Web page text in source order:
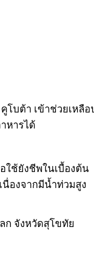
บต้า เข้าช่วยเหลื
หารได้
ใช้ยังชีพในเบื้องต้น
องจากมีน้ำท่วมสูง
ก จังหวัดสุโขทัย